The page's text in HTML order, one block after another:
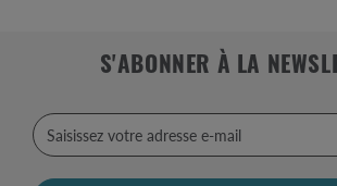
S'ABONNER À LA